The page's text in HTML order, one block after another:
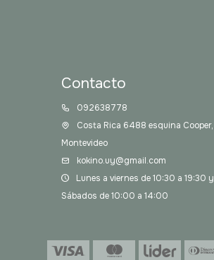
Contacto
092638778
Costa Rica 6488 esquina Cooper,
Montevideo
kokino.uy@gmail.com
Lunes a viernes de 10:30 a 19:30 y
Sábados de 10:00 a 14:00